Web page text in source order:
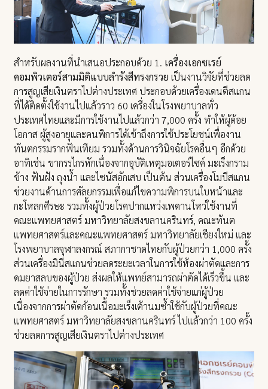
สำหรับผลงานที่นำเสนอประกอบด้วย 1. เครื่องเอกซเรย์
คอมพิวเตอร์สามมิติแบบลำรังสีทรงกรวย เป็นงานวิจัยที่ช่วยลด
การสูญเสียเงินตราไปต่างประเทศ ประกอบด้วยเครื่องเดนตีสแกน
ที่ได้ติดตั้งใช้งานไปแล้วราว 60 เครื่องในโรงพยาบาลทั่ว
ประเทศไทยและมีการใช้งานไปแล้วกว่า 7,000 ครั้ง ทำให้ผู้ด้อย
โอกาส ผู้สูงอายุและคนพิการได้เข้าถึงการใช้ประโยชน์เพื่องาน
ทันตกรรมรากฟันเทียม รวมทั้งด้านการวินิจฉัยโรคอื่นๆ อีกด้วย
อาทิเช่น ขากรรไกรหักเนื่องจากอุบัติเหตุมอเตอร์ไซค์ มะเร็งกราม
ข้าง ฟันฝัง ถุงน้ำ และไซนัสอักเสบ เป็นต้น ส่วนเครื่องโมบีสแกน
ช่วยงานด้านการศัลยกรรมเพื่อแก้ไขความพิการบนใบหน้าและ
กะโหลกศีรษะ รวมทั้งผู้ป่วยโรคปากแหว่งเพดานโหว่ใช้งานที่
คณะแพทยศาสตร์ มหาวิทยาลัยสงขลานครินทร์, คณะทันต
แพทยศาสตร์และคณะแพทยศาสตร์ มหาวิทยาลัยเชียงใหม่ และ
โรงพยาบาลจุฬาลงกรณ์ สภากาชาดไทยกับผู้ป่วยกว่า 1,000 ครั้ง
ส่วนเครื่องมินีสแกนช่วยลดระยะเวลาในการใช้ห้องผ่าตัดและการ
ดมยาสลบของผู้ป่วย ส่งผลให้แพทย์สามารถผ่าตัดได้เร็วขึ้น และ
ลดค่าใช้จ่ายในการรักษา รวมทั้งช่วยลดค่าใช้จ่ายแก่ผู้ป่วย
เนื่องจากการผ่าตัดก้อนเนื้อมะเร็งเต้านมซ้ำใช้กับผู้ป่วยที่คณะ
แพทยศาสตร์ มหาวิทยาลัยสงขลานครินทร์ ไปแล้วกว่า 100 ครั้ง
ช่วยลดการสูญเสียเงินตราไปต่างประเทศ